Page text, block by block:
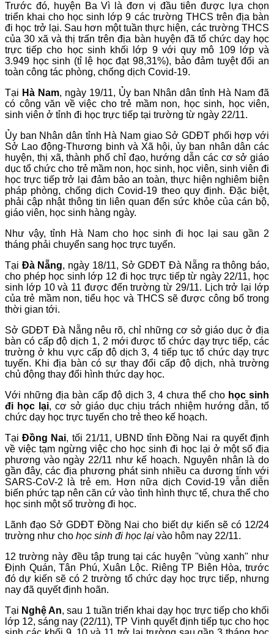
Trước đó, huyện Ba Vì là đơn vị đầu tiên được lựa chọn
triển khai cho học sinh lớp 9 các trường THCS trên địa bàn
đi học trở lại. Sau hơn một tuần thực hiện, các trường THCS
của 30 xã và thị trấn trên địa bàn huyện đã tổ chức dạy học
trực tiếp cho học sinh khối lớp 9 với quy mô 109 lớp và
3.949 học sinh (tỉ lệ học đạt 98,31%), bảo đảm tuyệt đối an
toàn công tác phòng, chống dịch Covid-19.
Tại Hà Nam, ngày 19/11, Ủy ban Nhân dân tỉnh Hà Nam đã
có công văn về việc cho trẻ mầm non, học sinh, học viên,
sinh viên ở tỉnh đi học trực tiếp tại trường từ ngày 22/11.
Ủy ban Nhân dân tỉnh Hà Nam giao Sở GDĐT phối hợp với
Sở Lao động-Thương binh và Xã hội, ủy ban nhân dân các
huyện, thị xã, thành phố chỉ đạo, hướng dẫn các cơ sở giáo
dục tổ chức cho trẻ mầm non, học sinh, học viên, sinh viên đi
học trực tiếp trở lại đảm bảo an toàn, thực hiện nghiêm biện
pháp phòng, chống dịch Covid-19 theo quy định. Đặc biệt,
phải cập nhật thông tin liên quan đến sức khỏe của cán bộ,
giáo viên, học sinh hàng ngày.
Như vậy, tỉnh Hà Nam cho học sinh đi học lại sau gần 2
tháng phải chuyển sang học trực tuyến.
Tại Đà Nẵng, ngày 18/11, Sở GDĐT Đà Nẵng ra thông báo,
cho phép học sinh lớp 12 đi học trực tiếp từ ngày 22/11, học
sinh lớp 10 và 11 được đến trường từ 29/11. Lịch trở lại lớp
của trẻ mầm non, tiểu học và THCS sẽ được công bố trong
thời gian tới.
Sở GDĐT Đà Nẵng nêu rõ, chỉ những cơ sở giáo dục ở địa
bàn có cấp độ dịch 1, 2 mới được tổ chức dạy trực tiếp, các
trường ở khu vực cấp độ dịch 3, 4 tiếp tục tổ chức dạy trực
tuyến. Khi địa bàn có sự thay đổi cấp độ dịch, nhà trường
chủ động thay đổi hình thức dạy học.
Với những địa bàn cấp độ dịch 3, 4 chưa thể cho học sinh
đi học lại, cơ sở giáo dục chịu trách nhiệm hướng dẫn, tổ
chức dạy học trực tuyến cho trẻ theo kế hoạch.
TạiĐồng Nai, tối 21/11, UBND tỉnh Đồng Nai ra quyết định
về việc tạm ngừng việc cho học sinh đi học lại ở một số địa
phương vào ngày 22/11 như kế hoạch. Nguyên nhân là do
gần đây, các địa phương phát sinh nhiều ca dương tính với
SARS-CoV-2 là trẻ em. Hơn nữa dịch Covid-19 vẫn diễn
biến phức tạp nên căn cứ vào tình hình thực tế, chưa thể cho
học sinh một số trường đi học.
Lãnh đạo Sở GDĐT Đồng Nai cho biết dự kiến sẽ có 12/24
trường như cho học sinh đi học lại vào hôm nay 22/11.
12 trường này đều tập trung tại các huyện "vùng xanh" như
Định Quán, Tân Phú, Xuân Lộc. Riêng TP Biên Hòa, trước
đó dự kiến sẽ có 2 trường tổ chức dạy học trực tiếp, nhưng
nay đã quyết định hoãn.
Tại Nghệ An, sau 1 tuần triển khai dạy học trực tiếp cho khối
lớp 12, sáng nay (22/11), TP Vinh quyết định tiếp tục cho học